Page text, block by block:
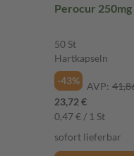
Perocur
50 St
Hartkapseln
-43%
AVP:
23,72 €
0,47 € / 1 St
sofort lieferbar